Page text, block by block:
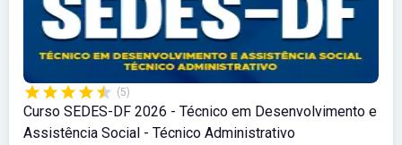
(5)
Curso SEDES-DF 2026 - Técnico em Desenvolvimento e
Assistência Social - Técnico Administrativo